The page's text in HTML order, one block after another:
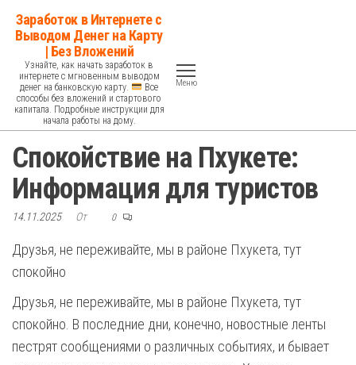
Перейти
содержимому
Заработок в Интернете с
Выводом Денег на Карту
| Без Вложений
Узнайте, как начать заработок в
интернете с мгновенным выводом
денег на банковскую карту.
Все
способы без вложений и стартового
капитала. Подробные инструкции для
начала работы на дому.
Меню
Спокойствие на Пхукете:
Информация для туристов
14.11.2025 От 0
Друзья, не переживайте, мы в районе Пхукета, тут
спокойно
Друзья, не переживайте, мы в районе Пхукета, тут
спокойно. В последние дни, конечно, новостные ленты
пестрят сообщениями о различных событиях, и бывает